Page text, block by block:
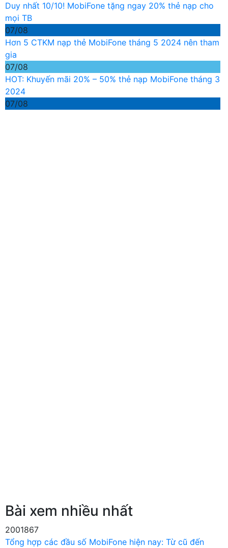
Duy nhất 10/10! MobiFone tặng ngay 20% thẻ nạp cho
mọi TB
07/08
Hơn 5 CTKM nạp thẻ MobiFone tháng 5 2024 nên tham
gia
07/08
HOT: Khuyến mãi 20% – 50% thẻ nạp MobiFone tháng 3
2024
07/08
Bài xem nhiều nhất
2001867
Tổng hợp các đầu số MobiFone hiện nay: Từ cũ đến